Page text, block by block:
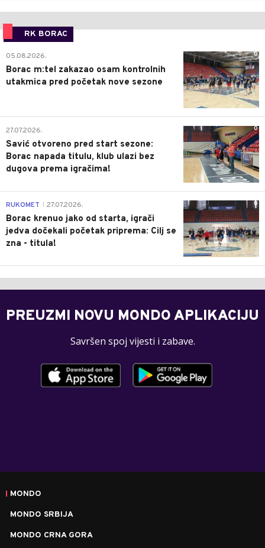
RK BORAC
0
05.08.2026.
Borac m:tel zakazao osam kontrolnih
utakmica pred početak nove sezone
0
27.07.2026.
Savić otvoreno pred start sezone:
Borac napada titulu, klub ulazi bez
dugova prema igračima!
0
RUKOMET 27.07.2026.
Borac krenuo jako od starta, igrači
jedva dočekali početak priprema: Cilj se
zna - titula!
PREUZMI NOVU MONDO APLIKACIJU
Savršen spoj vijesti i zabave.
MONDO
MONDO SRBIJA
MONDO CRNA GORA